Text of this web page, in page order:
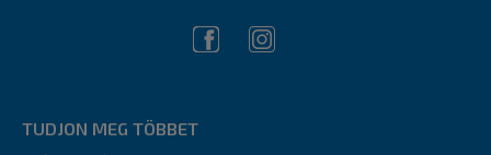
TUDJON MEG TÖBBET